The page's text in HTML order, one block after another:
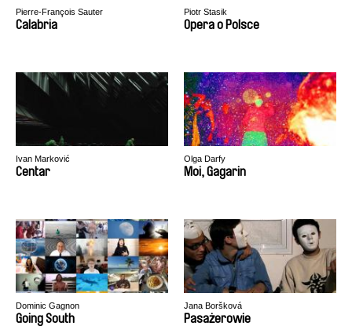
Pierre-François Sauter
Calabria
Piotr Stasik
Opera o Polsce
Ivan Marković
Centar
Olga Darfy
Moi, Gagarin
Dominic Gagnon
Going South
Jana Boršková
Pasażerowie